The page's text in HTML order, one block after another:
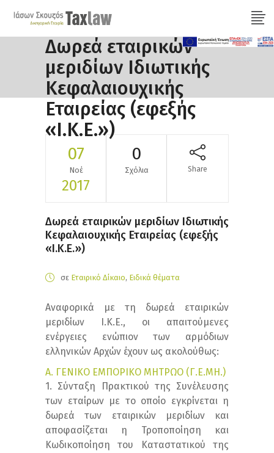
Δωρεά εταιρικών
μεριδίων Ιδιωτικής
Κεφαλαιουχικής
Εταιρείας (εφεξής
«Ι.Κ.Ε.»)
07
Νοέ
2017
0
Σχόλια Share
Δωρεά εταιρικών μεριδίων Ιδιωτικής
Κεφαλαιουχικής Εταιρείας (εφεξής
«Ι.Κ.Ε.»)
σε Εταιρικό Δίκαιο, Ειδικά θέματα
Αναφορικά με τη δωρεά εταιρικών
μεριδίων Ι.Κ.Ε., οι απαιτούμενες
ενέργειες ενώπιον των αρμόδιων
ελληνικών Αρχών έχουν ως ακολούθως:
Α. ΓΕΝΙΚΟ ΕΜΠΟΡΙΚΟ ΜΗΤΡΩΟ (Γ.Ε.ΜΗ.)
1. Σύνταξη Πρακτικού της Συνέλευσης
των εταίρων με το οποίο εγκρίνεται η
δωρεά των εταιρικών μεριδίων και
αποφασίζεται η Τροποποίηση και
Κωδικοποίηση του Καταστατικού της